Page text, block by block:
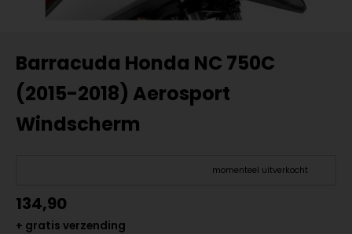
Barracuda Honda NC 750C
(2015-2018) Aerosport
Windscherm
momenteel uitverkocht
134,90
+ gratis verzending